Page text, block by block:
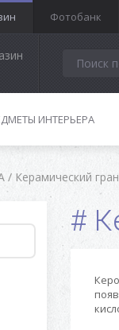
Фотобанк
ИНТЕРЬЕРА
/ Керамический